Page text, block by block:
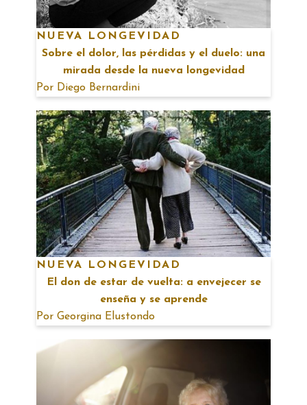
NUEVA LONGEVIDAD
Sobre el dolor, las pérdidas y el duelo: una
mirada desde la nueva longevidad
Por Diego Bernardini
NUEVA LONGEVIDAD
El don de estar de vuelta: a envejecer se
enseña y se aprende
Por Georgina Elustondo